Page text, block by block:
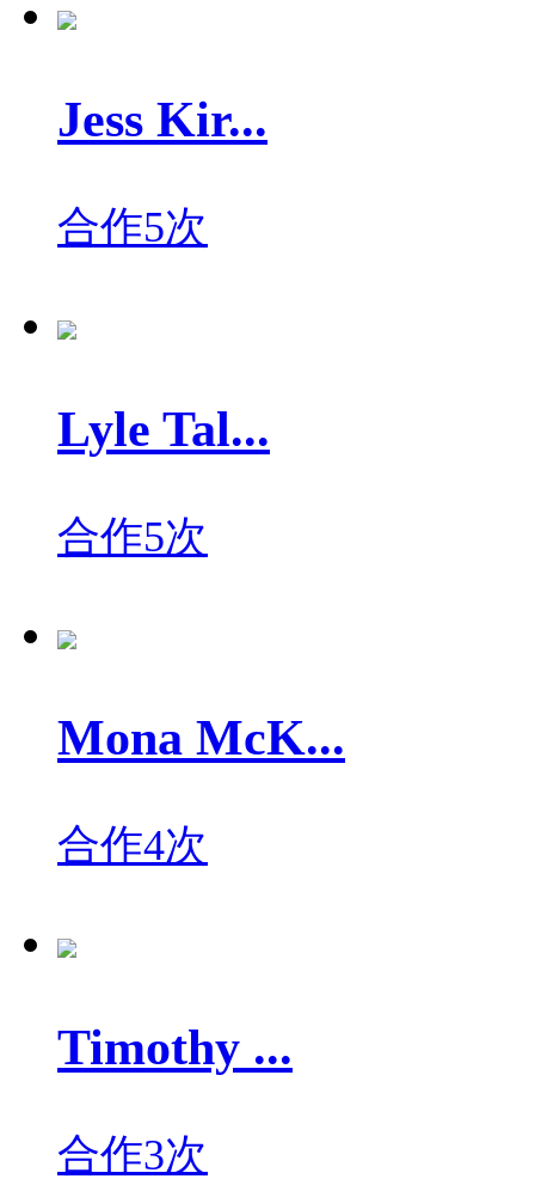
Jess Kir...
合作5次
Lyle Tal...
合作5次
Mona McK...
合作4次
Timothy ...
合作3次